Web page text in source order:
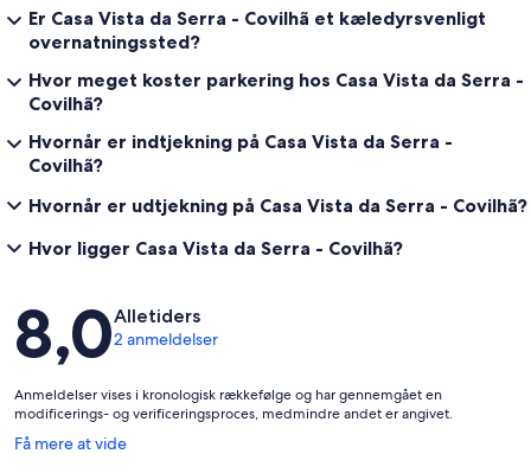
Er Casa Vista da Serra - Covilhã et kæledyrsvenligt
overnatningssted?
Hvor meget koster parkering hos Casa Vista da Serra -
Covilhã?
Hvornår er indtjekning på Casa Vista da Serra -
Covilhã?
Hvornår er udtjekning på Casa Vista da Serra - Covilhã?
Hvor ligger Casa Vista da Serra - Covilhã?
Anmeldelser
8,0Alletiders
2 anmeldelser
Anmeldelser vises i kronologisk rækkefølge og har gennemgået en
modificerings- og verificeringsproces, medmindre andet er angivet.
Få mere at vide
Åbner